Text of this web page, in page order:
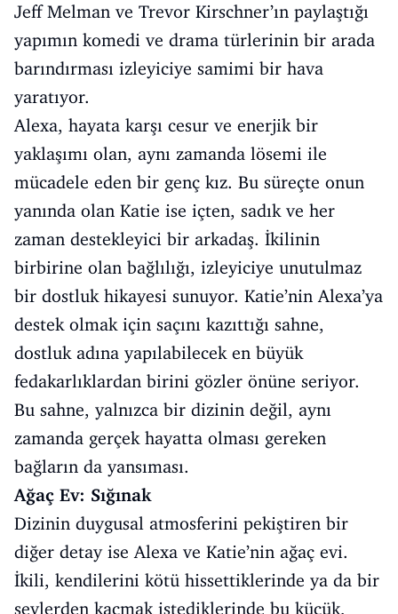
Jeff Melman ve Trevor Kirschner’ın paylaştığı
yapımın komedi ve drama türlerinin bir arada
barındırması izleyiciye samimi bir hava
yaratıyor.
Alexa, hayata karşı cesur ve enerjik bir
yaklaşımı olan, aynı zamanda lösemi ile
mücadele eden bir genç kız. Bu süreçte onun
yanında olan Katie ise içten, sadık ve her
zaman destekleyici bir arkadaş. İkilinin
birbirine olan bağlılığı, izleyiciye unutulmaz
bir dostluk hikayesi sunuyor. Katie’nin Alexa’ya
destek olmak için saçını kazıttığı sahne,
dostluk adına yapılabilecek en büyük
fedakarlıklardan birini gözler önüne seriyor.
Bu sahne, yalnızca bir dizinin değil, aynı
zamanda gerçek hayatta olması gereken
bağların da yansıması.
Ağaç Ev: Sığınak
Dizinin duygusal atmosferini pekiştiren bir
diğer detay ise Alexa ve Katie’nin ağaç evi.
İkili, kendilerini kötü hissettiklerinde ya da bir
şeylerden kaçmak istediklerinde bu küçük,